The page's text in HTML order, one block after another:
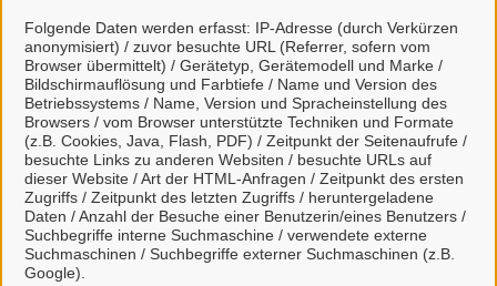
Folgende Daten werden erfasst: IP-Adresse (durch Verkürzen
anonymisiert) / zuvor besuchte URL (Referrer, sofern vom
Browser übermittelt) / Gerätetyp, Gerätemodell und Marke /
Bildschirmauflösung und Farbtiefe / Name und Version des
Betriebssystems / Name, Version und Spracheinstellung des
Browsers / vom Browser unterstützte Techniken und Formate
(z.B. Cookies, Java, Flash, PDF) / Zeitpunkt der Seitenaufrufe /
besuchte Links zu anderen Websiten / besuchte URLs auf
dieser Website / Art der HTML-Anfragen / Zeitpunkt des ersten
Zugriffs / Zeitpunkt des letzten Zugriffs / heruntergeladene
Daten / Anzahl der Besuche einer Benutzerin/eines Benutzers /
Suchbegriffe interne Suchmaschine / verwendete externe
Suchmaschinen / Suchbegriffe externer Suchmaschinen (z.B.
Google).
Kontakt
Bürgerbüro
Kontaktpersonen
Sachbearbeiter/-in